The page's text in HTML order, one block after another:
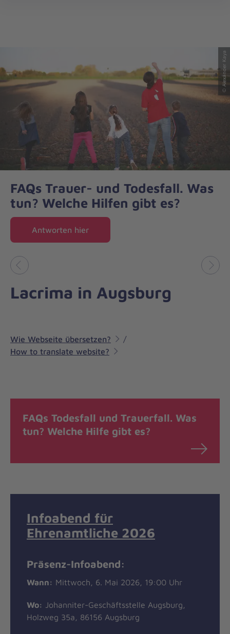
Leben
© Alexander Kaya
FAQs Trauer- und Todesfall. Was
tun? Welche Hilfen gibt es?
Antworten hier
Vorheriges
Lacrima in Augsburg
Wie Webseite übersetzen?
/
How to translate website?
FAQs Todesfall und Trauerfall. Was
tun? Welche Hilfe gibt es?
Infoabend für
Ehrenamtliche 2026
Präsenz-Infoabend:
Wann: Mittwoch, 6. Mai 2026, 19:00 Uhr
Wo:
Johanniter-Geschäftsstelle Augsburg,
Holzweg 35a, 86156 Augsburg